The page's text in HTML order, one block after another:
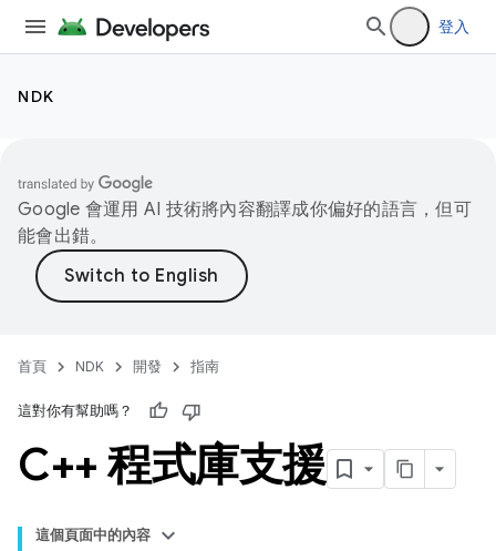
登入
NDK
Google 會運用 AI 技術將內容翻譯成你偏好的語言，但可
能會出錯。
首頁 NDK 開發 指南
這對你有幫助嗎？
C++ 程式庫支援
這個頁面中的內容